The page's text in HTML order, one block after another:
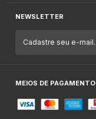
NEWSLETTER
MEIOS DE PAGAMENTO